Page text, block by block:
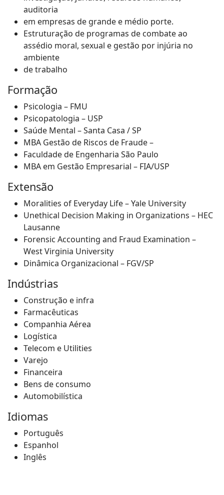
auditoria
em empresas de grande e médio porte.
Estruturação de programas de combate ao
assédio moral, sexual e gestão por injúria no
ambiente
de trabalho
Formação
Psicologia – FMU
Psicopatologia – USP
Saúde Mental – Santa Casa / SP
MBA Gestão de Riscos de Fraude –
Faculdade de Engenharia São Paulo
MBA em Gestão Empresarial – FIA/USP
Extensão
Moralities of Everyday Life – Yale University
Unethical Decision Making in Organizations – HEC
Lausanne
Forensic Accounting and Fraud Examination –
West Virginia University
Dinâmica Organizacional – FGV/SP
Indústrias
Construção e infra
Farmacêuticas
Companhia Aérea
Logística
Telecom e Utilities
Varejo
Financeira
Bens de consumo
Automobilística
Idiomas
Português
Espanhol
Inglês